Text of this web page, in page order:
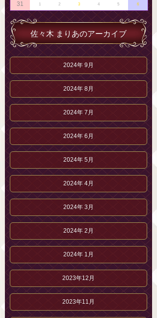
31
1 2 3 4 5 6
佐々木 まりあのアーカイブ
2024年 9月
2024年 8月
2024年 7月
2024年 6月
2024年 5月
2024年 4月
2024年 3月
2024年 2月
2024年 1月
2023年12月
2023年11月